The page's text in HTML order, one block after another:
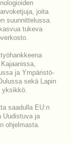
joita
suunnittelussa.
tukeva
ja Ympäristö-
sekä Lapin
yksikkö.
saadulla EU:n
Uudistuva ja
ohjelmasta.